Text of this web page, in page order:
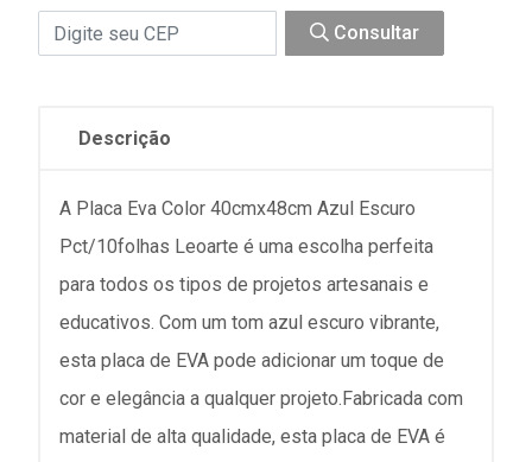
Consultar
Descrição
A Placa Eva Color 40cmx48cm Azul Escuro
Pct/10folhas Leoarte é uma escolha perfeita
para todos os tipos de projetos artesanais e
educativos. Com um tom azul escuro vibrante,
esta placa de EVA pode adicionar um toque de
cor e elegância a qualquer projeto.Fabricada com
material de alta qualidade, esta placa de EVA é